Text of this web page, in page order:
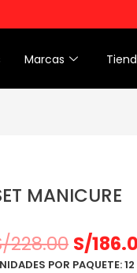
Marcas
MANICURE
228.00 S/
POR PAQUETE: 12